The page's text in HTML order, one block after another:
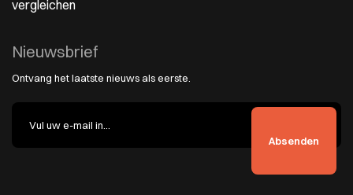
vergleichen
Nieuwsbrief
Ontvang het laatste nieuws als eerste.